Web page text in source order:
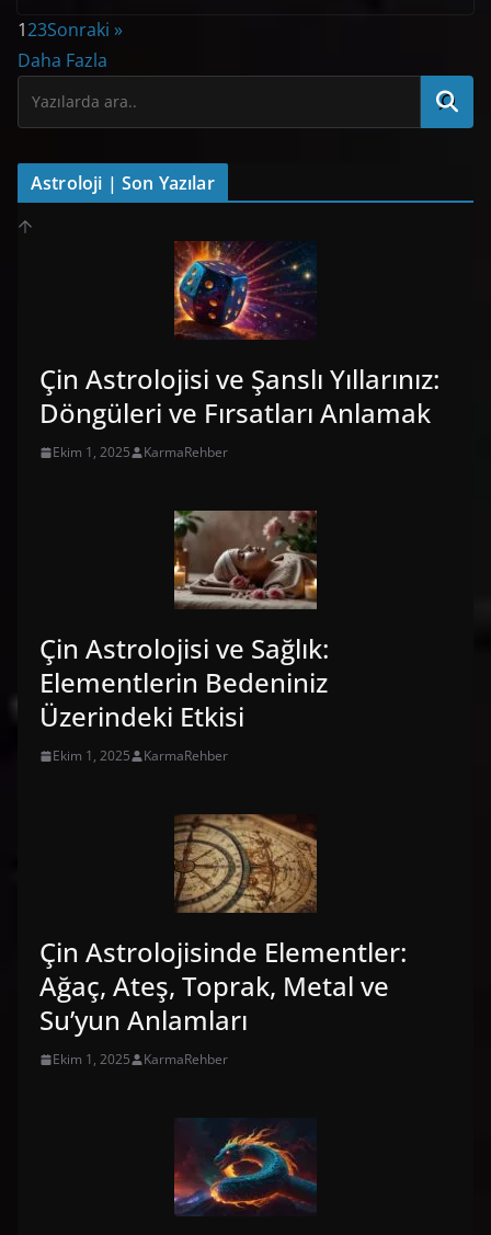
123Sonraki »
Daha Fazla
Astroloji | Son Yazılar
Çin Astrolojisi ve Şanslı Yıllarınız:
Döngüleri ve Fırsatları Anlamak
Ekim 1, 2025 KarmaRehber
Çin Astrolojisi ve Sağlık:
Elementlerin Bedeniniz
Üzerindeki Etkisi
Ekim 1, 2025 KarmaRehber
Çin Astrolojisinde Elementler:
Ağaç, Ateş, Toprak, Metal ve
Su’yun Anlamları
Ekim 1, 2025 KarmaRehber